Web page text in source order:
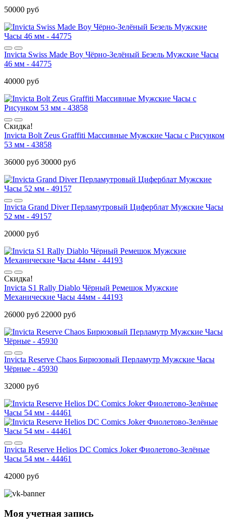
50000 руб
Invicta Swiss Made Boy Чёрно-Зелёный Безель Мужские Часы
46 мм - 44775
40000 руб
Скидка!
Invicta Bolt Zeus Graffiti Массивные Мужские Часы с Рисунком
53 мм - 43858
36000 руб 30000 руб
Invicta Grand Diver Перламутровый Циферблат Мужские Часы
52 мм - 49157
20000 руб
Скидка!
Invicta S1 Rally Diablo Чёрный Ремешок Мужские
Механические Часы 44мм - 44193
26000 руб 22000 руб
Invicta Reserve Chaos Бирюзовый Перламутр Мужские Часы
Чёрные - 45930
32000 руб
Invicta Reserve Helios DC Comics Joker Фиолетово-Зелёные
Часы 54 мм - 44461
42000 руб
Моя учетная запись